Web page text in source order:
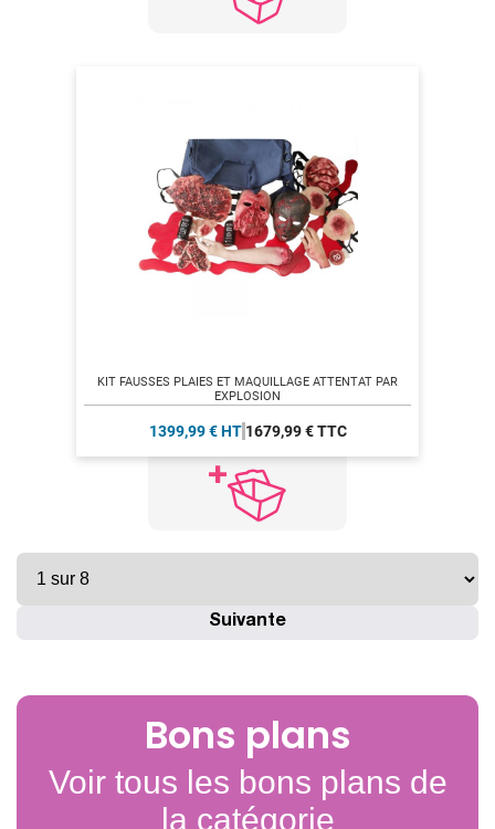
KIT FAUSSES PLAIES ET MAQUILLAGE ATTENTAT PAR
EXPLOSION
1399,99 € HT 1679,99 € TTC
Suivante
Bons plans
Voir tous les bons plans de
la catégorie